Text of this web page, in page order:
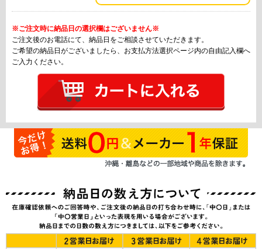
※ご注文時に納品日の選択欄はございません※
ご注文後のお電話にて、納品日をご相談させていただきます。
ご希望の納品日がございましたら、お支払方法選択ページ内の自由記入欄へ
ご入力ください。